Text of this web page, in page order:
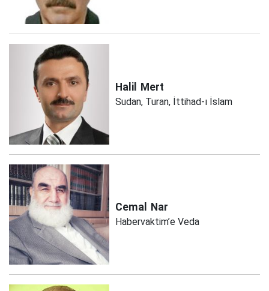
Halil Mert
Sudan, Turan, İttihad-ı İslam
Cemal Nar
Habervaktim’e Veda